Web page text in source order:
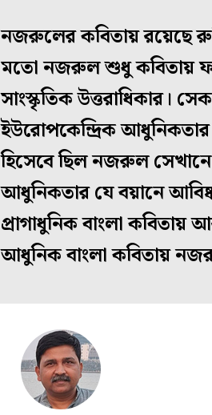
নজরুলের কবিতায় রয়েছে
মতো নজরুল শুধু কবিতায়
সাংস্কৃতিক উত্তরাধিকার।
ইউরোপকেন্দ্রিক আধুনিকতার
হিসেবে ছিল নজরুল
আধুনিকতার যে বয়ানে
প্রাগাধুনিক বাংলা কবিতায়
আধুনিক বাংলা কবিতায়